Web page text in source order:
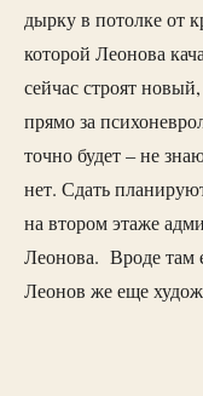
дырку в потолке от
которой Леонова
сейчас строят
прямо за
точно будет – не
нет. Сдать
на втором этаже
Леонова. Вроде там
Леонов же еще